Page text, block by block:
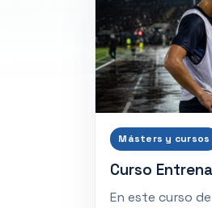
Másters y cursos
Curso
En este curso